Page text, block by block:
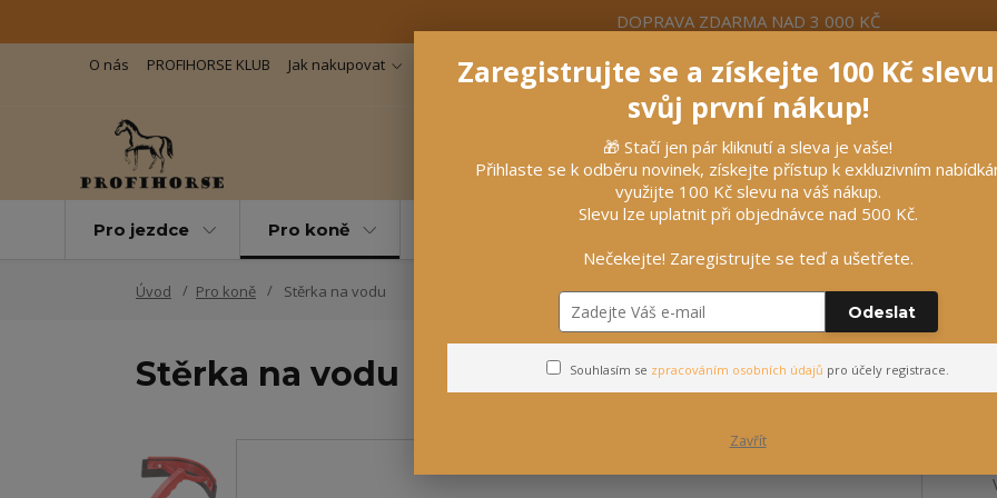
DOPRAVA ZDARMA NAD 3 000 KČ
O nás PROFIHORSE KLUB Jak nakupovat Důležité informace Více Nevíte si rady? Zavolejte. +420
Pro jezdce Pro koně Vybavení stájí
Úvod Pro koně Stěrka na vodu
Stěrka na vodu
Zaregistrujte se a získejte 100 Kč
svůj první nákup!
🎁 Stačí jen pár kliknutí a sleva je vaše!
Přihlaste se k odběru novinek, získejte přístup k exkluzivním
využijte 100 Kč slevu na váš nákup.
Slevu lze uplatnit při objednávce nad 500 Kč.
Nečekejte! Zaregistrujte se teď a ušetřete.
Odeslat
Souhlasím se zpracováním osobních údajů pro účely registrace.
Zavřít